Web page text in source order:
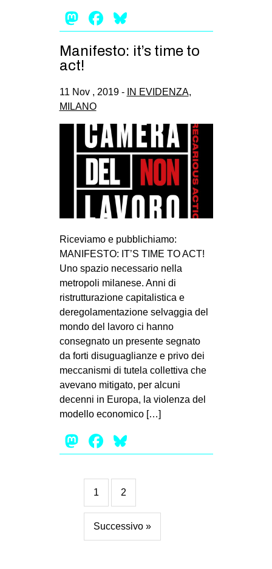
Mastodon
Facebook
Manifesto: it’s time to
act!
11 Nov , 2019 - IN EVIDENZA,
MILANO
Riceviamo e pubblichiamo:
MANIFESTO: IT’S TIME TO ACT!
Uno spazio necessario nella
metropoli milanese. Anni di
ristrutturazione capitalistica e
deregolamentazione selvaggia del
mondo del lavoro ci hanno
consegnato un presente segnato
da forti disuguaglianze e privo dei
meccanismi di tutela collettiva che
avevano mitigato, per alcuni
decenni in Europa, la violenza del
modello economico […]
Mastodon
Facebook
1 2
Successivo »